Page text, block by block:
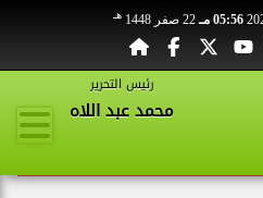
05:56 مـ 22 صفر 1448 هـ
رئيس التحرير
محمد عبد اللاه